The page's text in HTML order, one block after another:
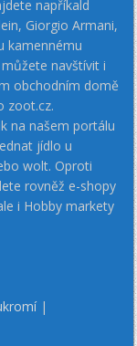
napříkald
Giorgio Armani,
kamennému
navštívit i
obchodním domě
zoot.cz.
na našem portálu
jídlo u
wolt. Oproti
rovněž e-shopy
i Hobby markety
|